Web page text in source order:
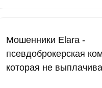
Мошенники Elara -
псевдоброкерская
которая не